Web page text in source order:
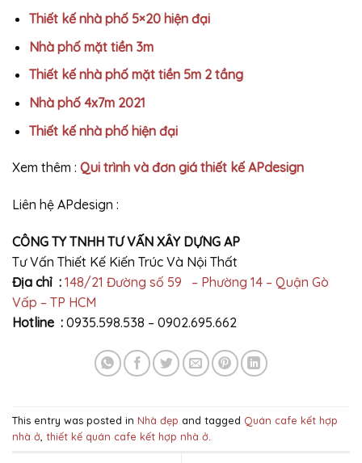
Thiết kế nhà phố 5×20 hiện đại
Nhà phố mặt tiền 3m
Thiết kế nhà phố mặt tiền 5m 2 tầng
Nhà phố 4x7m 2021
Thiết kế nhà phố hiện đại
Xem thêm : Qui trình và đơn giá thiết kế APdesign
Liên hệ APdesign :
CÔNG TY TNHH TƯ VẤN XÂY DỰNG AP
Tư Vấn Thiết Kế Kiến Trúc Và Nội Thất
Địa chỉ : 148/21 Đường số 59 – Phường 14 – Quận Gò
Vấp – TP HCM
Hotline : 0935.598.538 – 0902.695.662
This entry was posted in Nhà đẹp and tagged Quán cafe kết hợp
nhà ở, thiết kế quán cafe kết hợp nhà ở.